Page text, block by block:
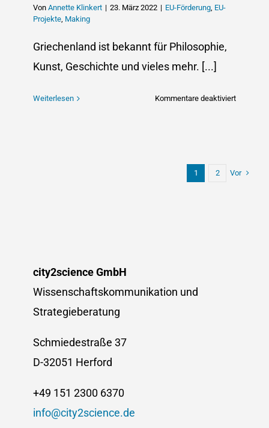
Von Annette Klinkert | 23. März 2022 | EU-Förderung, EU-
Projekte, Making
Griechenland ist bekannt für Philosophie,
Kunst, Geschichte und vieles mehr. [...]
Weiterlesen Kommentare deaktiviertfür
1 2 Vor
city2science GmbH
Wissenschaftskommunikation und
Strategieberatung
Schmiedestraße 37
D-32051 Herford
+49 151 2300 6370
info@city2science.de